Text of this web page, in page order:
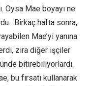
Oysa Mae boyayı ne
Birkaç hafta sonra,
Mae’yi yanına
zira diğer işçiler
bitirebiliyorlardı.
bu fırsatı kullanarak